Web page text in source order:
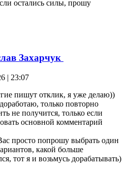
остались силы, прошу
Захарчук
| 23:07
пишут отклик, я уже делаю))
только повторно
не получится, только если
основной комментарий
просто попрошу выбрать один
какой больше
тот я и возьмусь дорабатывать)